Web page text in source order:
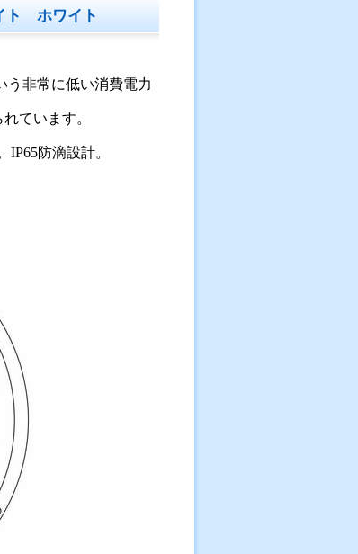
ト ホワイト
う非常に低い消費電力
ています。
防滴設計。